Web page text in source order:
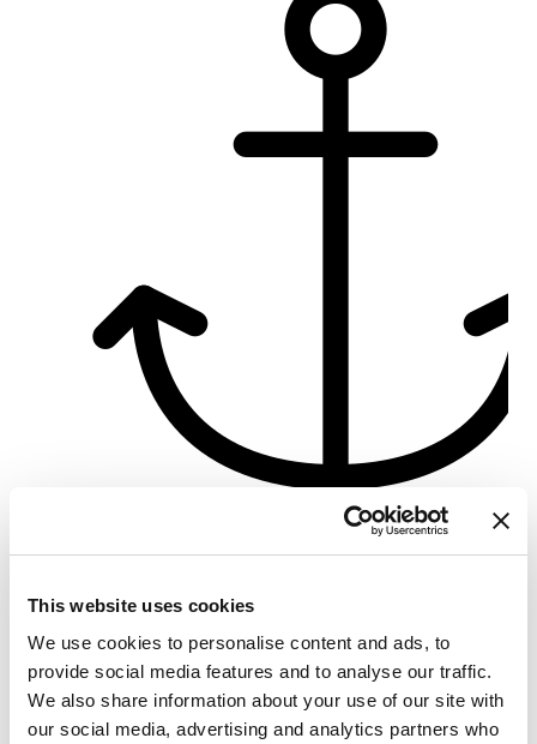
This website uses cookies
We use cookies to personalise content and ads, to
provide social media features and to analyse our traffic.
We also share information about your use of our site with
our social media, advertising and analytics partners who
Porto di Pisa
Délka77 ft
Kabiny 3
WC/sprcha3
Lůžka10
Hlavní plachtaNone